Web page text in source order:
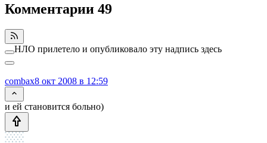
Комментарии 49
НЛО прилетело и опубликовало эту надпись здесь
combax8 окт 2008 в 12:59
и ей становится больно)